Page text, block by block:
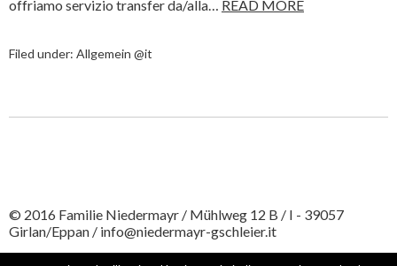
offriamo servizio transfer da/alla… READ MORE
Filed under: Allgemein @it
© 2016 Familie Niedermayr / Mühlweg 12 B / I - 39057
Girlan/Eppan / info@niedermayr-gschleier.it